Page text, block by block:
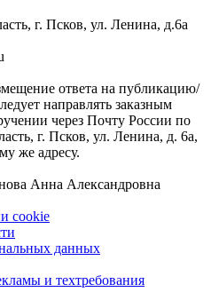
г. Псков, ул. Ленина, д.6а
ответа на публикацию/
направлять заказным
через Почту России по
г. Псков, ул. Ленина, д. 6а,
же адресу.
Анна Александровна
cookie
данных
и техтребования